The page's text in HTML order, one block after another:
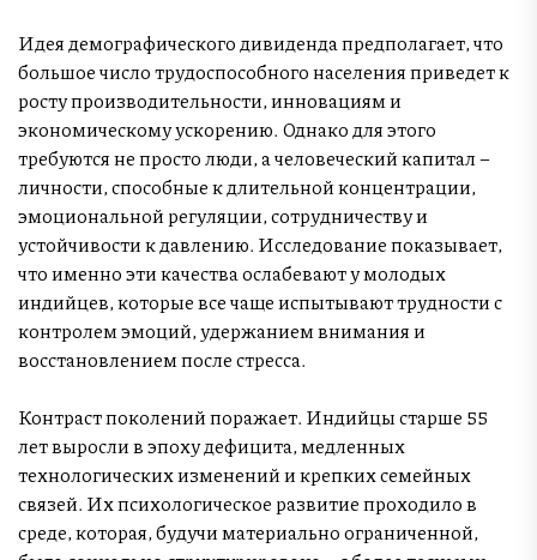
Идея демографического дивиденда предполагает, что
большое число трудоспособного населения приведет к
росту производительности, инновациям и
экономическому ускорению. Однако для этого
требуются не просто люди, а человеческий капитал –
личности, способные к длительной концентрации,
эмоциональной регуляции, сотрудничеству и
устойчивости к давлению. Исследование показывает,
что именно эти качества ослабевают у молодых
индийцев, которые все чаще испытывают трудности с
контролем эмоций, удержанием внимания и
восстановлением после стресса.
Контраст поколений поражает. Индийцы старше 55
лет выросли в эпоху дефицита, медленных
технологических изменений и крепких семейных
связей. Их психологическое развитие проходило в
среде, которая, будучи материально ограниченной,